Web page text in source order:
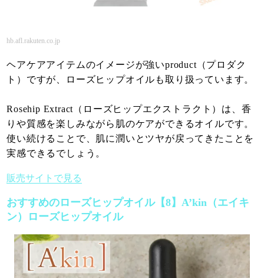
hb.afl.rakuten.co.jp
ヘアケアアイテムのイメージが強いproduct（プロダク
ト）ですが、ローズヒップオイルも取り扱っています。
Rosehip Extract（ローズヒップエクストラクト）は、香
りや質感を楽しみながら肌のケアができるオイルです。
使い続けることで、肌に潤いとツヤが戻ってきたことを
実感できるでしょう。
販売サイトで見る
おすすめのローズヒップオイル【8】A’kin（エイキ
ン）ローズヒップオイル